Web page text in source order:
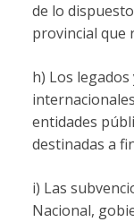
de lo
provincial que
h) Los
entidades
destinadas a
i) Las
Nacional,